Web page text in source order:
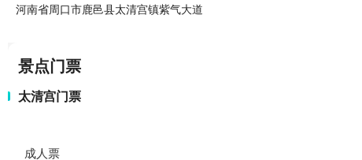
河南省周口市鹿邑县太清宫镇紫气大道
景点门票
太清宫门票
成人票